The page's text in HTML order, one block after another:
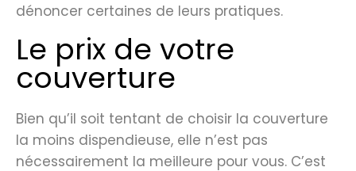
dénoncer certaines de leurs pratiques.
Le prix de votre
couverture
Bien qu’il soit tentant de choisir la couverture
la moins dispendieuse, elle n’est pas
nécessairement la meilleure pour vous. C’est